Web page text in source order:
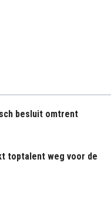
besluit omtrent
toptalent weg voor de